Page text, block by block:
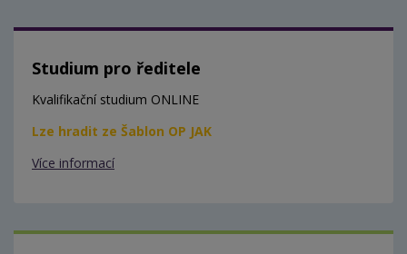
Studium pro ředitele
Kvalifikační studium ONLINE
Lze hradit ze Šablon OP JAK
Více informací